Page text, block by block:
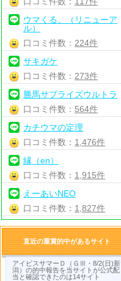
ウマくる。（リニューア
ル）
口コミ件数： 224件
サキガケ
口コミ件数： 273件
勝馬サプライズウルトラ
口コミ件数： 564件
カチウマの定理
口コミ件数： 1,476件
縁（en）
口コミ件数： 1,915件
えーあいNEO
口コミ件数： 1,827件
直近の重賞的中があるサイト
アイビスサマーＤ（ＧⅢ・8/2(日)新
潟）の的中報告を当サイトが公式配
当と確認できたのは14サイト